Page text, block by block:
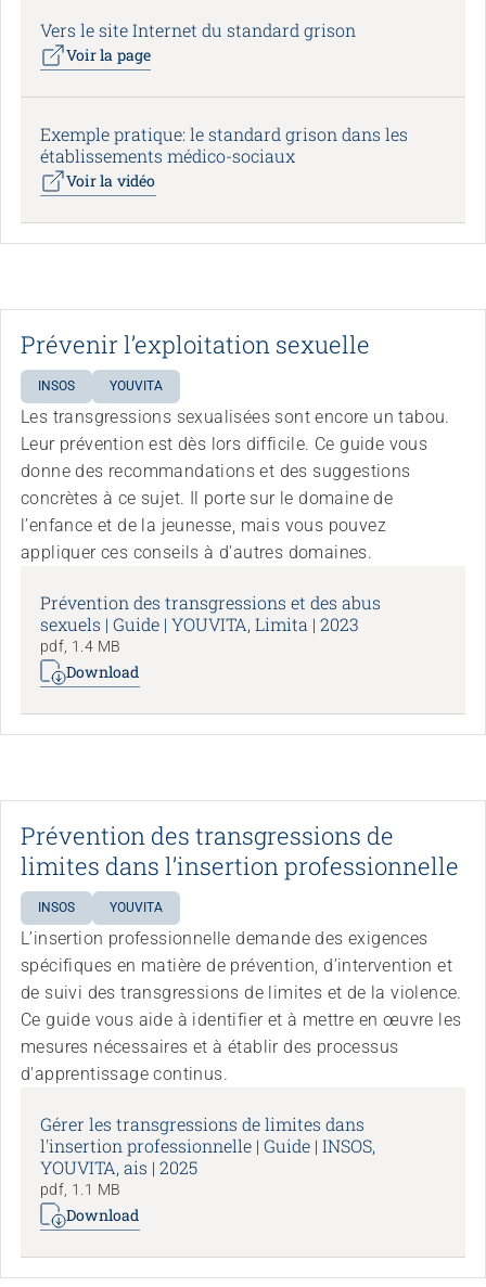
Vers le site Internet du standard grison
Voir la page
Exemple pratique: le standard grison dans les
établissements médico-sociaux
Voir la vidéo
Prévenir l’exploitation sexuelle
INSOS YOUVITA
Les transgressions sexualisées sont encore un tabou.
Leur prévention est dès lors difficile. Ce guide vous
donne des recommandations et des suggestions
concrètes à ce sujet. Il porte sur le domaine de
l’enfance et de la jeunesse, mais vous pouvez
appliquer ces conseils à d’autres domaines.
Prévention des transgressions et des abus
sexuels | Guide | YOUVITA, Limita | 2023
pdf, 1.4 MB
Download
Prévention des transgressions de
limites dans l’insertion professionnelle
INSOS YOUVITA
L’insertion professionnelle demande des exigences
spécifiques en matière de prévention, d’intervention et
de suivi des transgressions de limites et de la violence.
Ce guide vous aide à identifier et à mettre en œuvre les
mesures nécessaires et à établir des processus
d'apprentissage continus.
Gérer les transgressions de limites dans
l'insertion professionnelle | Guide | INSOS,
YOUVITA, ais | 2025
pdf, 1.1 MB
Download